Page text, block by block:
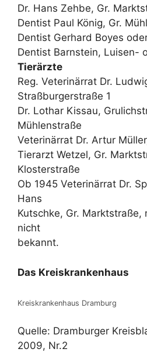
Dr. Hans Zehbe, Gr.
Dentist Paul König, Gr.
Dentist Gerhard Boyes
Dentist Barnstein, Luisen-
Tierärzte
Reg. Veterinärrat Dr.
Straßburgerstraße 1
Dr. Lothar Kissau,
Mühlenstraße
Veterinärrat Dr. Artur
Tierarzt Wetzel, Gr.
Klosterstraße
Ob 1945 Veterinärrat Dr.
Hans
Kutschke, Gr.
nicht
bekannt.
Das Kreiskrankenhaus
Kreiskrankenhaus Dramburg
Quelle: Dramburger
2009, Nr.2